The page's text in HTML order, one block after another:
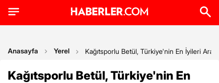
Anasayfa Yerel Kağıtsporlu Betül, Türkiye'nin En İyileri
Kağıtsporlu Betül, Türkiye'nin En